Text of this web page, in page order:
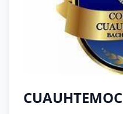
CUAUHTEMOC